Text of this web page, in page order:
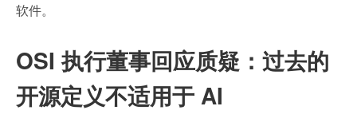
软件。
OSI 执行董事回应质疑：过去的
开源定义不适用于 AI